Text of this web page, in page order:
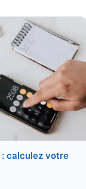
calculez votre